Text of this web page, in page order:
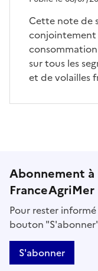
Cette note de
conjointement
sur tous les
et de volailles
Abonnement
FranceAgriMer
Pour rester
bouton
S'abonner